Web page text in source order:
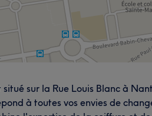
sur la Rue Louis Blanc à
à toutes vos envies de